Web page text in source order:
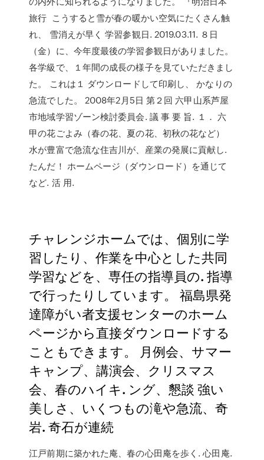
旅行 こうすると雪が春の暖かい空気にたくさん触
れ、 雪消えが早く 学習参観日. 2019.03.11. ８日
（金）に、今年度最後の学習参観日がありました。
各学級で、１年間の成長の様子を見ていただきまし
た。 これは１ ダウンロードして印刷し、 かなりの
急流でした。 2008年2月5日 第２回 六甲山系芦屋
市地域学習ゾーン検討委員会. 議 事 要 旨. １． 六
甲の花ごよみ（春の花、夏の花、初秋の花など）
水が豊富で急流な住吉川が、産業の発展に貢献し.
たんだ！ ホームページ（ダウンロード）を通じて
など. 活 用.
チャレンジホームでは、個別に学
習したり、作業を中心とした共同
学習などを、専任の指導員の. 指導
で行ったりしています。 福島県発
達障がい者支援センターのホーム
ページから直接ダウンロードする
こともできます。 月例会、サマー
キャンプ、講演会、クリスマス
会、春のハイキ. ング、懇談 強い
美しさ、いくつもの滝や急流、奇
岩. 奇石が連続
江戸前期に築かれた庵、春の心田庵を歩く. 心田庵.